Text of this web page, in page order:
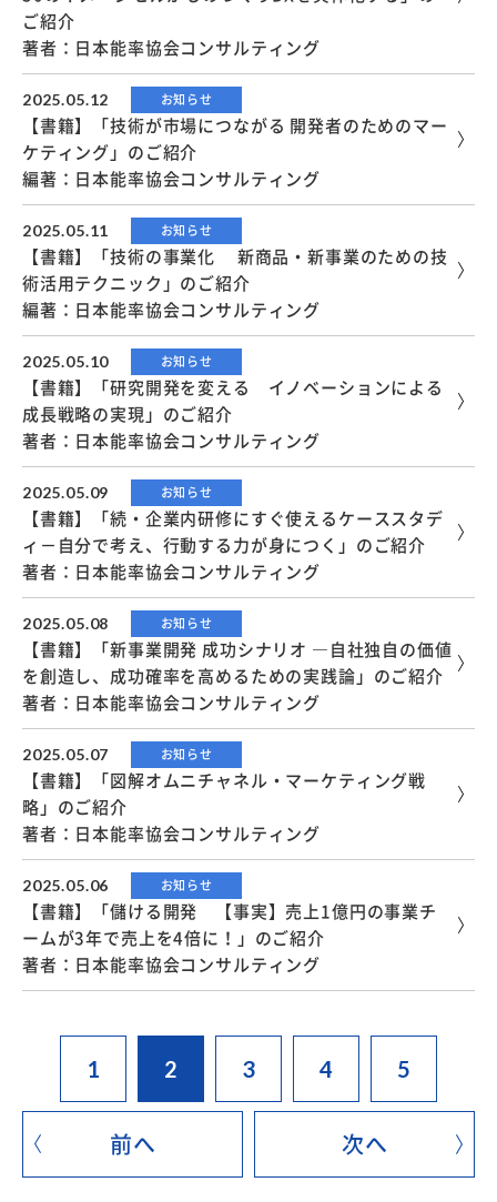
ご紹介
著者：日本能率協会コンサルティング
2025.05.12 お知らせ
【書籍】「技術が市場につながる 開発者のためのマー
ケティング」のご紹介
編著：日本能率協会コンサルティング
2025.05.11 お知らせ
【書籍】「技術の事業化 新商品・新事業のための技
術活用テクニック」のご紹介
編著：日本能率協会コンサルティング
2025.05.10 お知らせ
【書籍】「研究開発を変える イノベーションによる
成長戦略の実現」のご紹介
著者：日本能率協会コンサルティング
2025.05.09 お知らせ
【書籍】「続・企業内研修にすぐ使えるケーススタデ
ィ－自分で考え、行動する力が身につく」のご紹介
著者：日本能率協会コンサルティング
2025.05.08 お知らせ
【書籍】「新事業開発 成功シナリオ ―自社独自の価値
を創造し、成功確率を高めるための実践論」のご紹介
著者：日本能率協会コンサルティング
2025.05.07 お知らせ
【書籍】「図解オムニチャネル・マーケティング戦
略」のご紹介
著者：日本能率協会コンサルティング
2025.05.06 お知らせ
【書籍】「儲ける開発 【事実】売上1億円の事業チ
ームが3年で売上を4倍に！」のご紹介
著者：日本能率協会コンサルティング
前へ
1 2 3 4 5
次へ